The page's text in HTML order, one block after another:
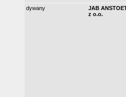
dywany
JAB
z o.o.